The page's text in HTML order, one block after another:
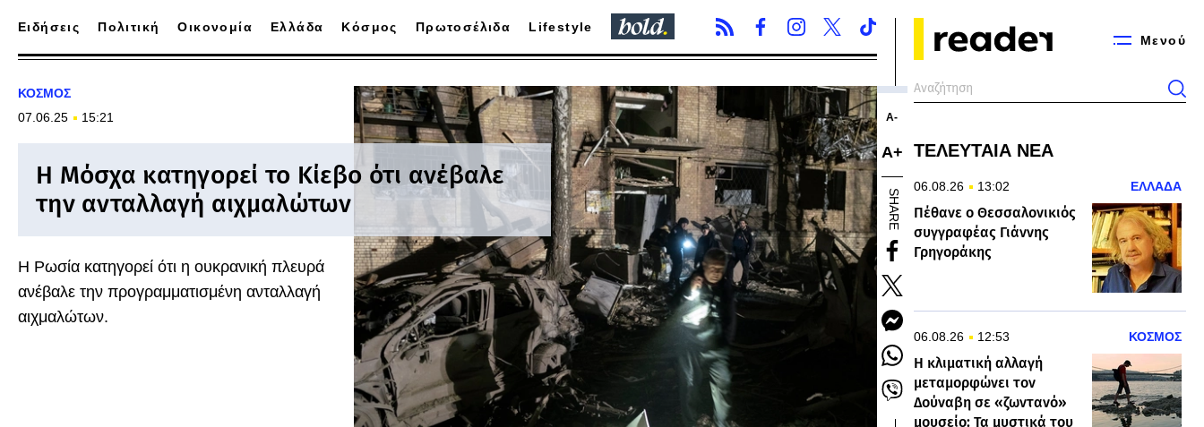
Μενού
Ειδήσεις Πολιτική Οικονομία Ελλάδα Κόσμος Πρωτοσέλιδα Lifestyle
ΚΟΣΜΟΣ
07.06.25
15:21
Η Μόσχα κατηγορεί το Κίεβο ότι ανέβαλε
την ανταλλαγή αιχμαλώτων
Η Ρωσία κατηγορεί ότι η ουκρανική πλευρά
ανέβαλε την προγραμματισμένη ανταλλαγή
αιχμαλώτων.
Α-
Α+
SHARE
ΤΕΛΕΥΤΑΙΑ ΝΕΑ
06.08.26 13:02 ΕΛΛΑΔΑ
Πέθανε ο Θεσσαλονικιός
συγγραφέας Γιάννης
Γρηγοράκης
06.08.26 12:53 ΚΟΣΜΟΣ
Η κλιματική αλλαγή
μεταμορφώνει τον
Δούναβη σε «ζωντανό»
μουσείο: Τα μυστικά του